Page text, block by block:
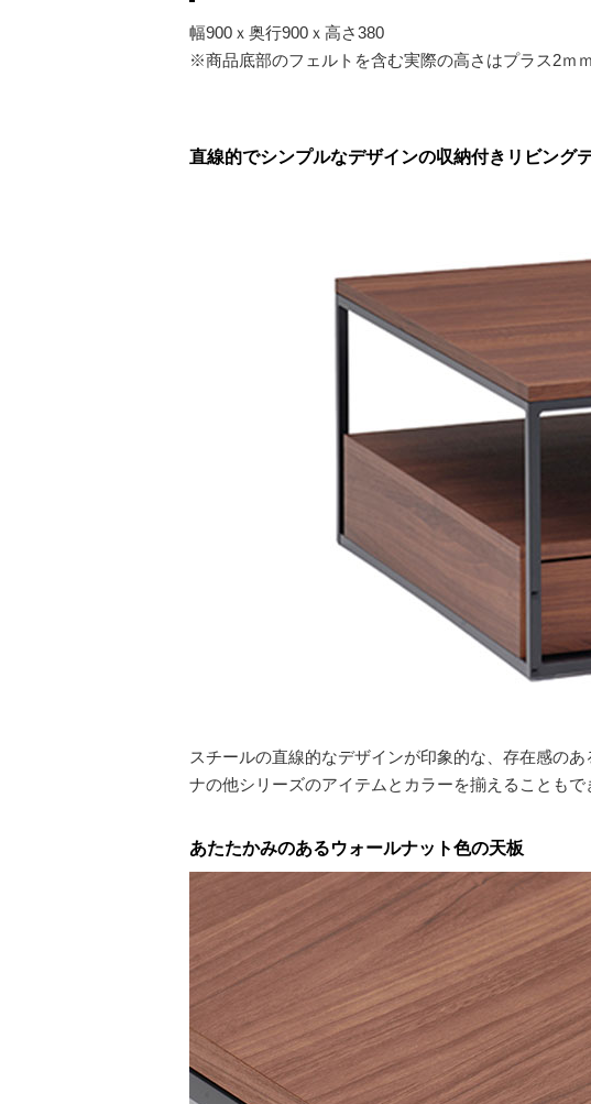
幅900ｘ奥行900ｘ高さ380
※商品底部のフェルトを含む実際の高さはプラス2ｍｍ
直線的でシンプルなデザインの収納付きリビング
スチールの直線的なデザインが印象的な、存在感の
ナの他シリーズのアイテムとカラーを揃えることも
あたたかみのあるウォールナット色の天板